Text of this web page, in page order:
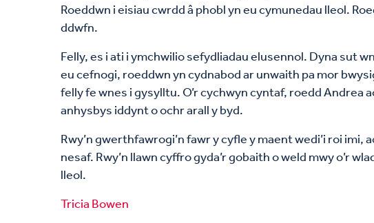
Roeddwn i eisiau cwrdd â phobl yn eu cymunedau lleol.
ddwfn.
Felly, es i ati i ymchwilio sefydliadau elusennol. Dyna sut
eu cefnogi, roeddwn yn cydnabod ar unwaith pa mor
felly fe wnes i gysylltu. O’r cychwyn cyntaf, roedd Andrea
anhysbys iddynt o ochr arall y byd.
Rwy’n gwerthfawrogi’n fawr y cyfle y maent wedi’i roi
nesaf. Rwy’n llawn cyffro gyda’r gobaith o weld mwy o’r
lleol.
Tricia Bowen